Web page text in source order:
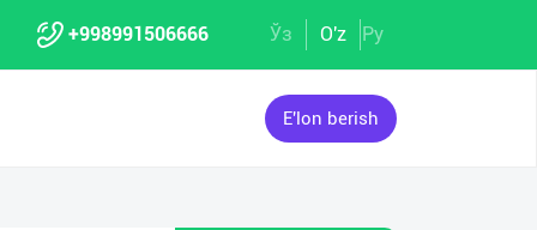
+998991506666 Ўз O'z Ру
E'lon berish